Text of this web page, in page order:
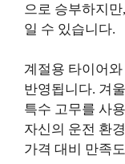
으로 승부하지
일 수 있습니다.
계절용 타이어
반영됩니다. 겨
특수 고무를 사
자신의 운전 환
가격 대비 만족